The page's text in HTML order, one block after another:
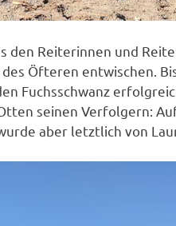
den Reiterinnen und
Öfteren entwischen.
Fuchsschwanz
seinen Verfolgern:
aber letztlich von